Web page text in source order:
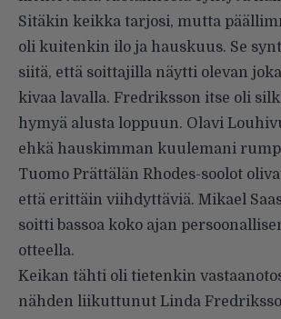
Sitäkin keikka tarjosi, mutta
oli kuitenkin ilo ja hauskuus. Se
siitä, että soittajilla näytti olevan
kivaa lavalla. Fredriksson itse oli
hymyä alusta loppuun. Olavi
ehkä hauskimman kuulemani
Tuomo Prättälän Rhodes-soolot
että erittäin viihdyttäviä. Mikael
soitti bassoa koko ajan
otteella.
Keikan tähti oli tietenkin
nähden liikuttunut Linda